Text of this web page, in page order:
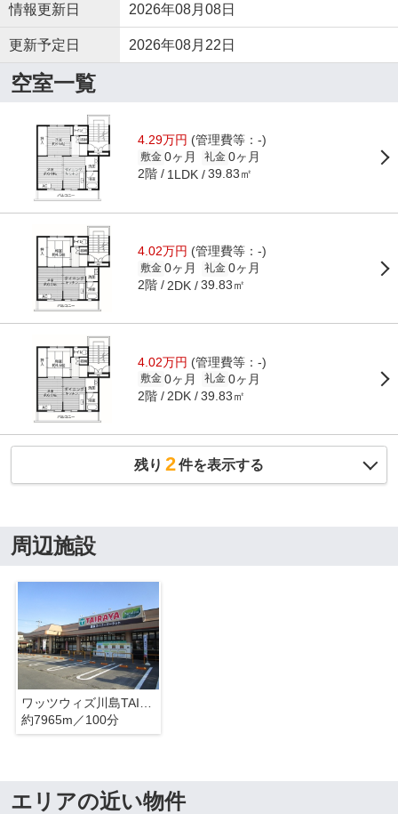
情報更新日 2026年08月08日
更新予定日 2026年08月22日
空室一覧
4.29万円 (管理費等：-)
敷金 0ヶ月 礼金 0ヶ月
2階 1LDK 39.83㎡
4.02万円 (管理費等：-)
敷金 0ヶ月 礼金 0ヶ月
2階 2DK 39.83㎡
4.02万円 (管理費等：-)
敷金 0ヶ月 礼金 0ヶ月
2階 2DK 39.83㎡
残り 2件を表示する
周辺施設
約7965m／100分
エリアの近い物件